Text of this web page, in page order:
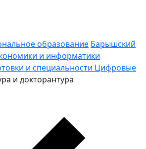
образование Барышский
и информатики
и специальности Цифровые
и докторантура